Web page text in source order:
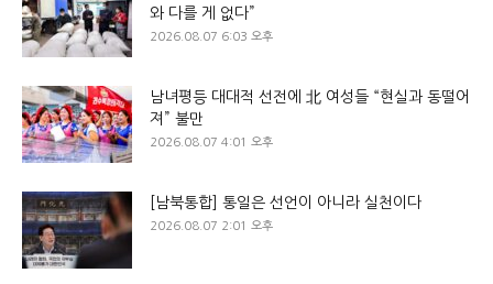
와 다를 게 없다”
2026.08.07 6:03 오후
남녀평등 대대적 선전에 北 여성들 “현실과 동떨어
져” 불만
2026.08.07 4:01 오후
[남북통합] 통일은 선언이 아니라 실천이다
2026.08.07 2:01 오후